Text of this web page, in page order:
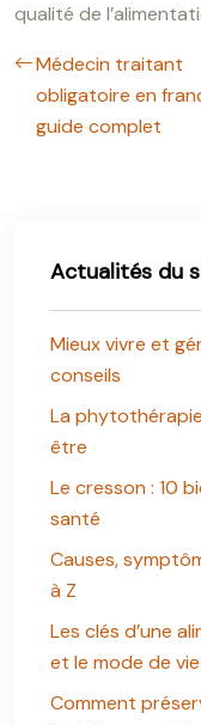
qualité de
Médecin traitant
obligatoire en
guide complet
Actualités du
Mieux vivre et
conseils
La
être
Le cresson : 10
santé
Causes,
à Z
Les clés d’une
et le mode de vie
Comment